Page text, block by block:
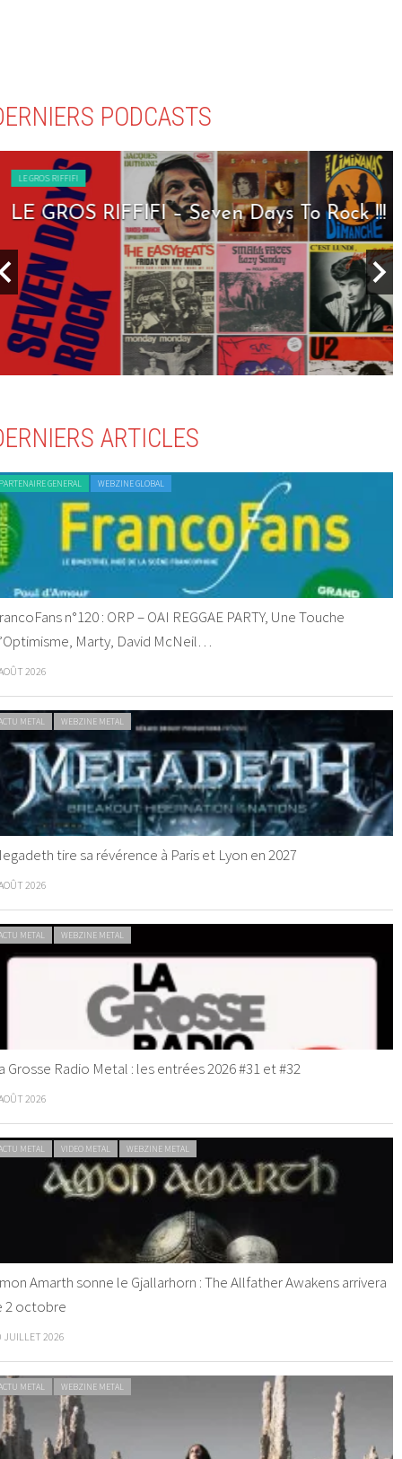
PODCASTS
LE GROS RIFFIFI
LE GROS RIFFIFI – Seven Days To Rock !!!
ARTICLES
GENERAL WEBZINE GLOBAL
n°120 : ORP – OAI REGGAE PARTY, Une Touche
Marty, David McNeil…
2026
METAL WEBZINE METAL
tire sa révérence à Paris et Lyon en 2027
2026
METAL WEBZINE METAL
Grosse Radio Metal : les entrées 2026 #31 et #32
2026
METAL VIDEO METAL WEBZINE METAL
Amarth sonne le Gjallarhorn : The Allfather Awakens arrivera
2 octobre
JUILLET 2026
METAL WEBZINE METAL